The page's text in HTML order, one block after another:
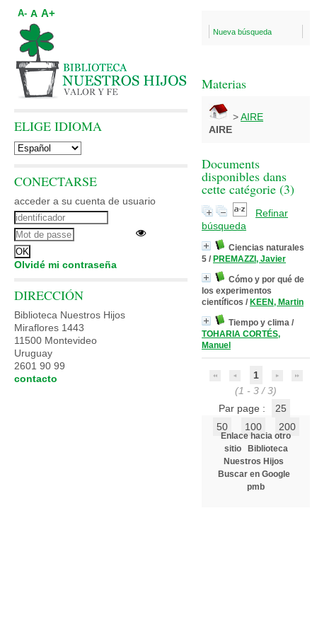
Nueva búsqueda
Materias
>AIRE
AIRE
Documents
disponibles dans
cette catégorie (3)
Refinar
búsqueda
Ciencias naturales
5 / PREMAZZI, Javier
Cómo y por qué de
los experimentos
científicos / KEEN, Martin
Tiempo y clima /
TOHARIA CORTÉS,
Manuel
1
(1 - 3 / 3)
Par page :
25
50
100 200
Enlace hacia otro
sitio
Biblioteca
Nuestros Hijos
Buscar en Google
pmb
A- A A+
ELIGE IDIOMA
CONECTARSE
acceder a su cuenta de usuario
Olvidé mi contraseña
DIRECCIÓN
Biblioteca Nuestros Hijos
Miraflores 1443
11500 Montevideo
Uruguay
2601 90 99
contacto